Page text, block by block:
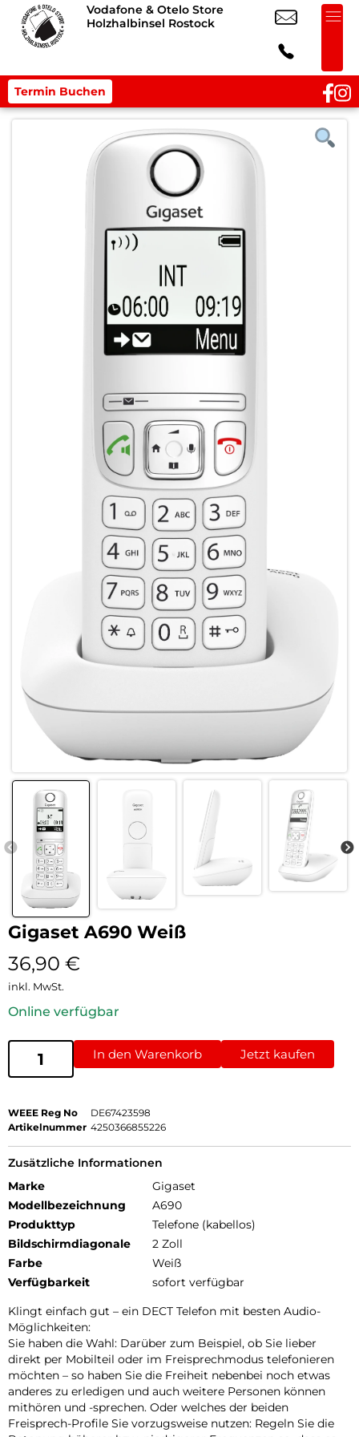
Vodafone & Otelo Store
Holzhalbinsel Rostock
Termin Buchen
Gigaset A690 Weiß
36,90 €
inkl. MwSt.
Online verfügbar
In den Warenkorb Jetzt kaufen
WEEE Reg No
DE67423598
Artikelnummer 4250366855226
Zusätzliche Informationen
Marke
Gigaset
Modellbezeichnung
A690
Produkttyp
Telefone (kabellos)
Bildschirmdiagonale
2 Zoll
Farbe
Weiß
Verfügbarkeit
sofort verfügbar
Klingt einfach gut – ein DECT Telefon mit besten Audio-
Möglichkeiten:
Sie haben die Wahl: Darüber zum Beispiel, ob Sie lieber
direkt per Mobilteil oder im Freisprechmodus telefonieren
möchten – so haben Sie die Freiheit nebenbei noch etwas
anderes zu erledigen und auch weitere Personen können
mithören und -sprechen. Oder welches der beiden
Freisprech-Profile Sie vorzugsweise nutzen: Regeln Sie die